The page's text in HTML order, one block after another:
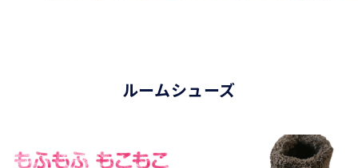
ルームシューズ